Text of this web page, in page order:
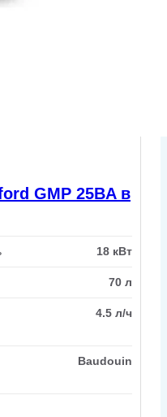
GMP 25BA в
18 кВт
70 л
4.5 л/ч
Baudouin